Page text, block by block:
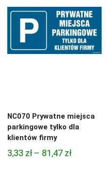
81,47 zł
NC070 Prywatne miejsca
parkingowe tylko dla
klientów firmy
3,33 zł – 81,47 złZakres